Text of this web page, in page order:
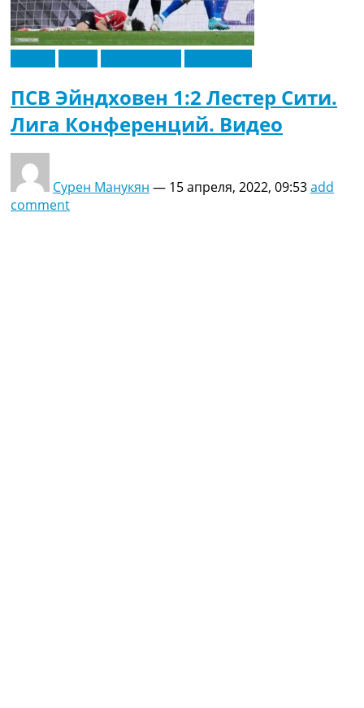
ПСВ Эйндховен 1:2 Лестер Сити.
Лига Конференций. Видео
Сурен Манукян — 15 апреля, 2022, 09:53add
comment